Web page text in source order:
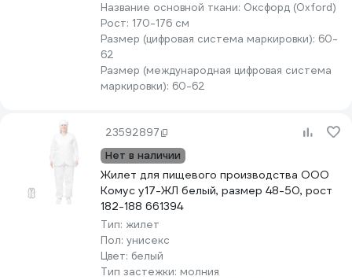
Название основной ткани: Оксфорд (Oxford)
Рост: 170-176 см
Размер (цифровая система маркировки): 60-
62
Размер (международная цифровая система
маркировки): 60-62
23592897
Нет в наличии
Жилет для пищевого производства ООО
Комус у17-ЖЛ белый, размер 48-50, рост
182-188 661394
Тип: жилет
Пол: унисекс
Цвет: белый
Тип застежки: молния